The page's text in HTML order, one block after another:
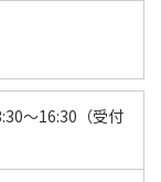
～16:30（受付